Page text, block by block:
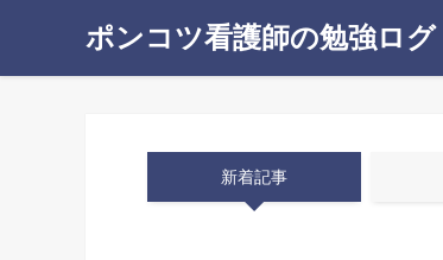
ポンコツ看護師の勉強ログ
新着記事